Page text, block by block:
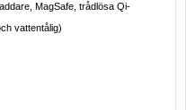
MagSafe, trådlösa Qi-
vattentålig)